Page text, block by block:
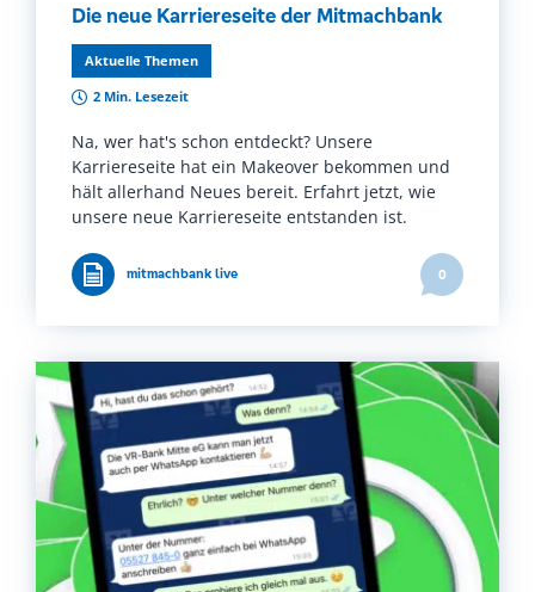
Die neue Karriereseite der Mitmachbank
Aktuelle Themen
2 Min. Lesezeit
Na, wer hat's schon entdeckt? Unsere
Karriereseite hat ein Makeover bekommen und
hält allerhand Neues bereit. Erfahrt jetzt, wie
unsere neue Karriereseite entstanden ist.
mitmachbank live 0